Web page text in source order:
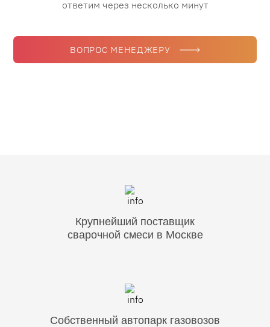
ответим через несколько минут
ВОПРОС МЕНЕДЖЕРУ
Крупнейший поставщик
сварочной смеси в Москве
Собственный автопарк газовозов